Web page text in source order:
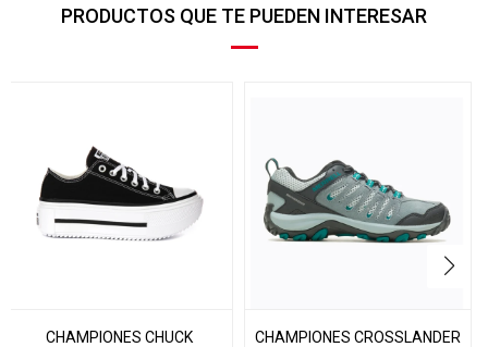
PRODUCTOS QUE TE PUEDEN INTERESAR
CHAMPIONES CHUCK
CHAMPIONES CROSSLANDER